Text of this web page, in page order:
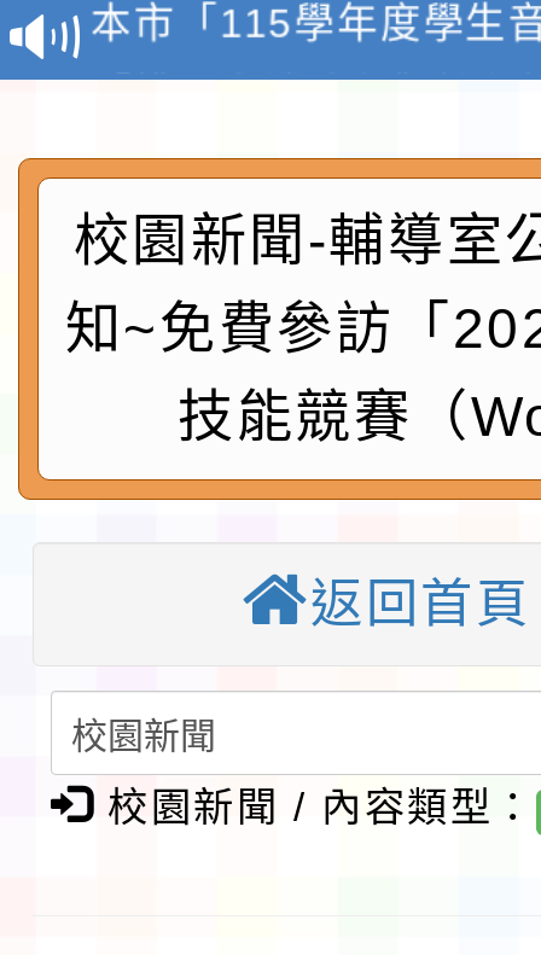
程安排一案
「桃園市補助參觀特色
請一案
社團法人中華民國畫廊
026 ART TAIPEI臺北
本校115學年度第1學
第2次招考代課鐘點教
告(採1次公告分次招考)
115 年度兒童課後照顧
0 小時業訓練課程
轉知本市體育總會划船
「115年桃園市運動會
錦標賽」海洋艇及
域)，申請變更地點
「114-115年度
計畫」公費接種對象擴
115學年度迎新活動暨
會活動流程表
函轉桃園市童軍會辦
檢送「桃園市115學年
賽實施要點」1份
本市「115學年度學生
程安排一案
「桃園市補助參觀特色
校園新聞-輔導室
知~免費參訪「
技能競賽（
返回首頁
校園新聞 / 內容類型：